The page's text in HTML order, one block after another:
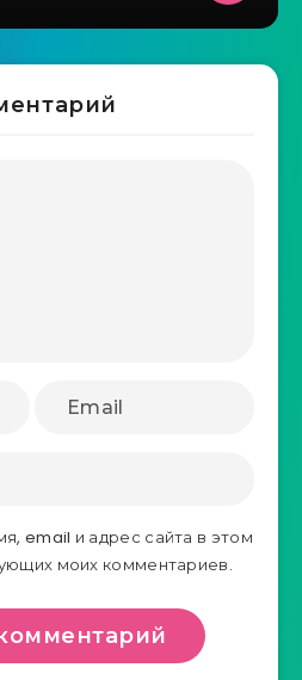
email и адрес сайта в этом
моих комментариев.